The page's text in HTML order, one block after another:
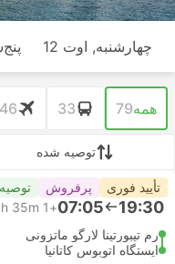
چهارشنبه, اوت 12
همه79
33
46
توصیه شده
تأیید فوری پرفروش
19:30
07:05
+1
35m
رم تیبورتینا لارگو ماتزونی
ایستگاه اتوبوس کاتانیا